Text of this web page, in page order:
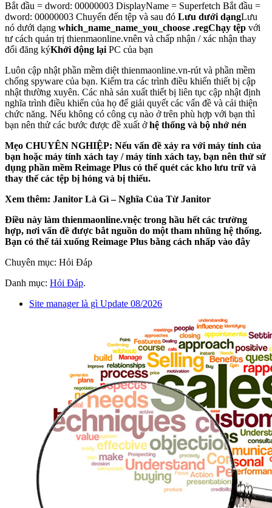
Bắt đầu = dword: 00000003 DisplayName = Superfetch Bắt đầu =
dword: 00000003 Chuyển đến tệp và sau đó Lưu dưới dạngLưu
nó dưới dạng which_name_name_you_choose .regChạy tệp với
tư cách quản trị thienmaonline.vnên và chấp nhận / xác nhận thay
đổi đăng kýKhởi động lại PC của bạn
Luôn cập nhật phần mềm diệt thienmaonline.vn-rút và phần mềm
chống spyware của bạn. Kiểm tra các trình điều khiển thiết bị cập
nhật thường xuyên. Các nhà sản xuất thiết bị liên tục cập nhật định
nghĩa trình điều khiển của họ để giải quyết các vấn đề và cải thiện
chức năng. Nếu không có công cụ nào ở trên phù hợp với bạn thì
bạn nên thử các bước được đề xuất ởhệ thống và bộ nhớ nén
Mẹo CHUYÊN NGHIỆP: Nếu vấn đề xảy ra với máy tính của
bạn hoặc máy tính xách tay / máy tính xách tay, bạn nên thử sử
dụng phần mềm Reimage Plus có thể quét các kho lưu trữ và
thay thế các tệp bị hỏng và bị thiếu.
Xem thêm: Janitor Là Gì – Nghĩa Của Từ Janitor
Điều này làm thienmaonline.vnệc trong hầu hết các trường
hợp, nơi vấn đề được bắt nguồn do một tham nhũng hệ thống.
Bạn có thể tải xuống Reimage Plus bằng cách nhấp vào đây
Chuyên mục: Hỏi Đáp
Danh mục: Hỏi Đáp.
Site manager là gì Update 08/2026